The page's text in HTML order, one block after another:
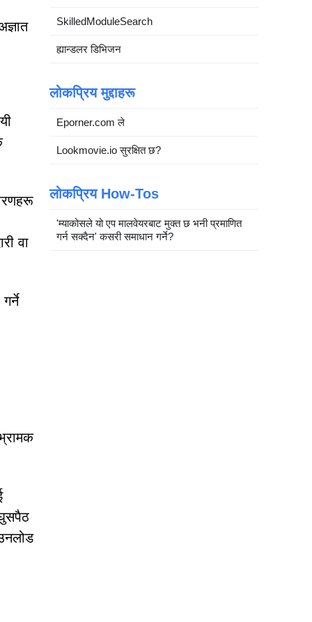
वा
SkilledModuleSearch
ह्यान्डलर डिभिजन
लोकप्रिय मुद्दाहरू
Eporner.com ले
Lookmovie.io सुरक्षित छ?
लोकप्रिय How-Tos
'म्याकोसले यो एप मालवेयरबाट मुक्त छ भनी प्रमाणित
गर्न सक्दैन' कसरी समाधान गर्ने?